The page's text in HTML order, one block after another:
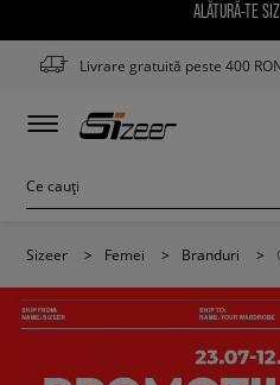
ALĂTURĂ-TE
Livrare gratuită peste 400
Sizeer > Femei > Branduri >